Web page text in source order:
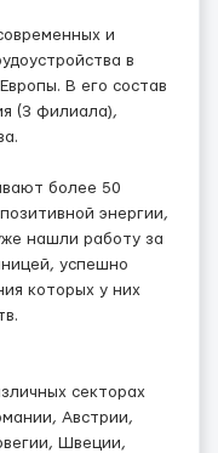
и
в
В его состав
(3 филиала),
более 50
энергии,
нашли работу за
успешно
которых у них
секторах
Австрии,
Швеции,